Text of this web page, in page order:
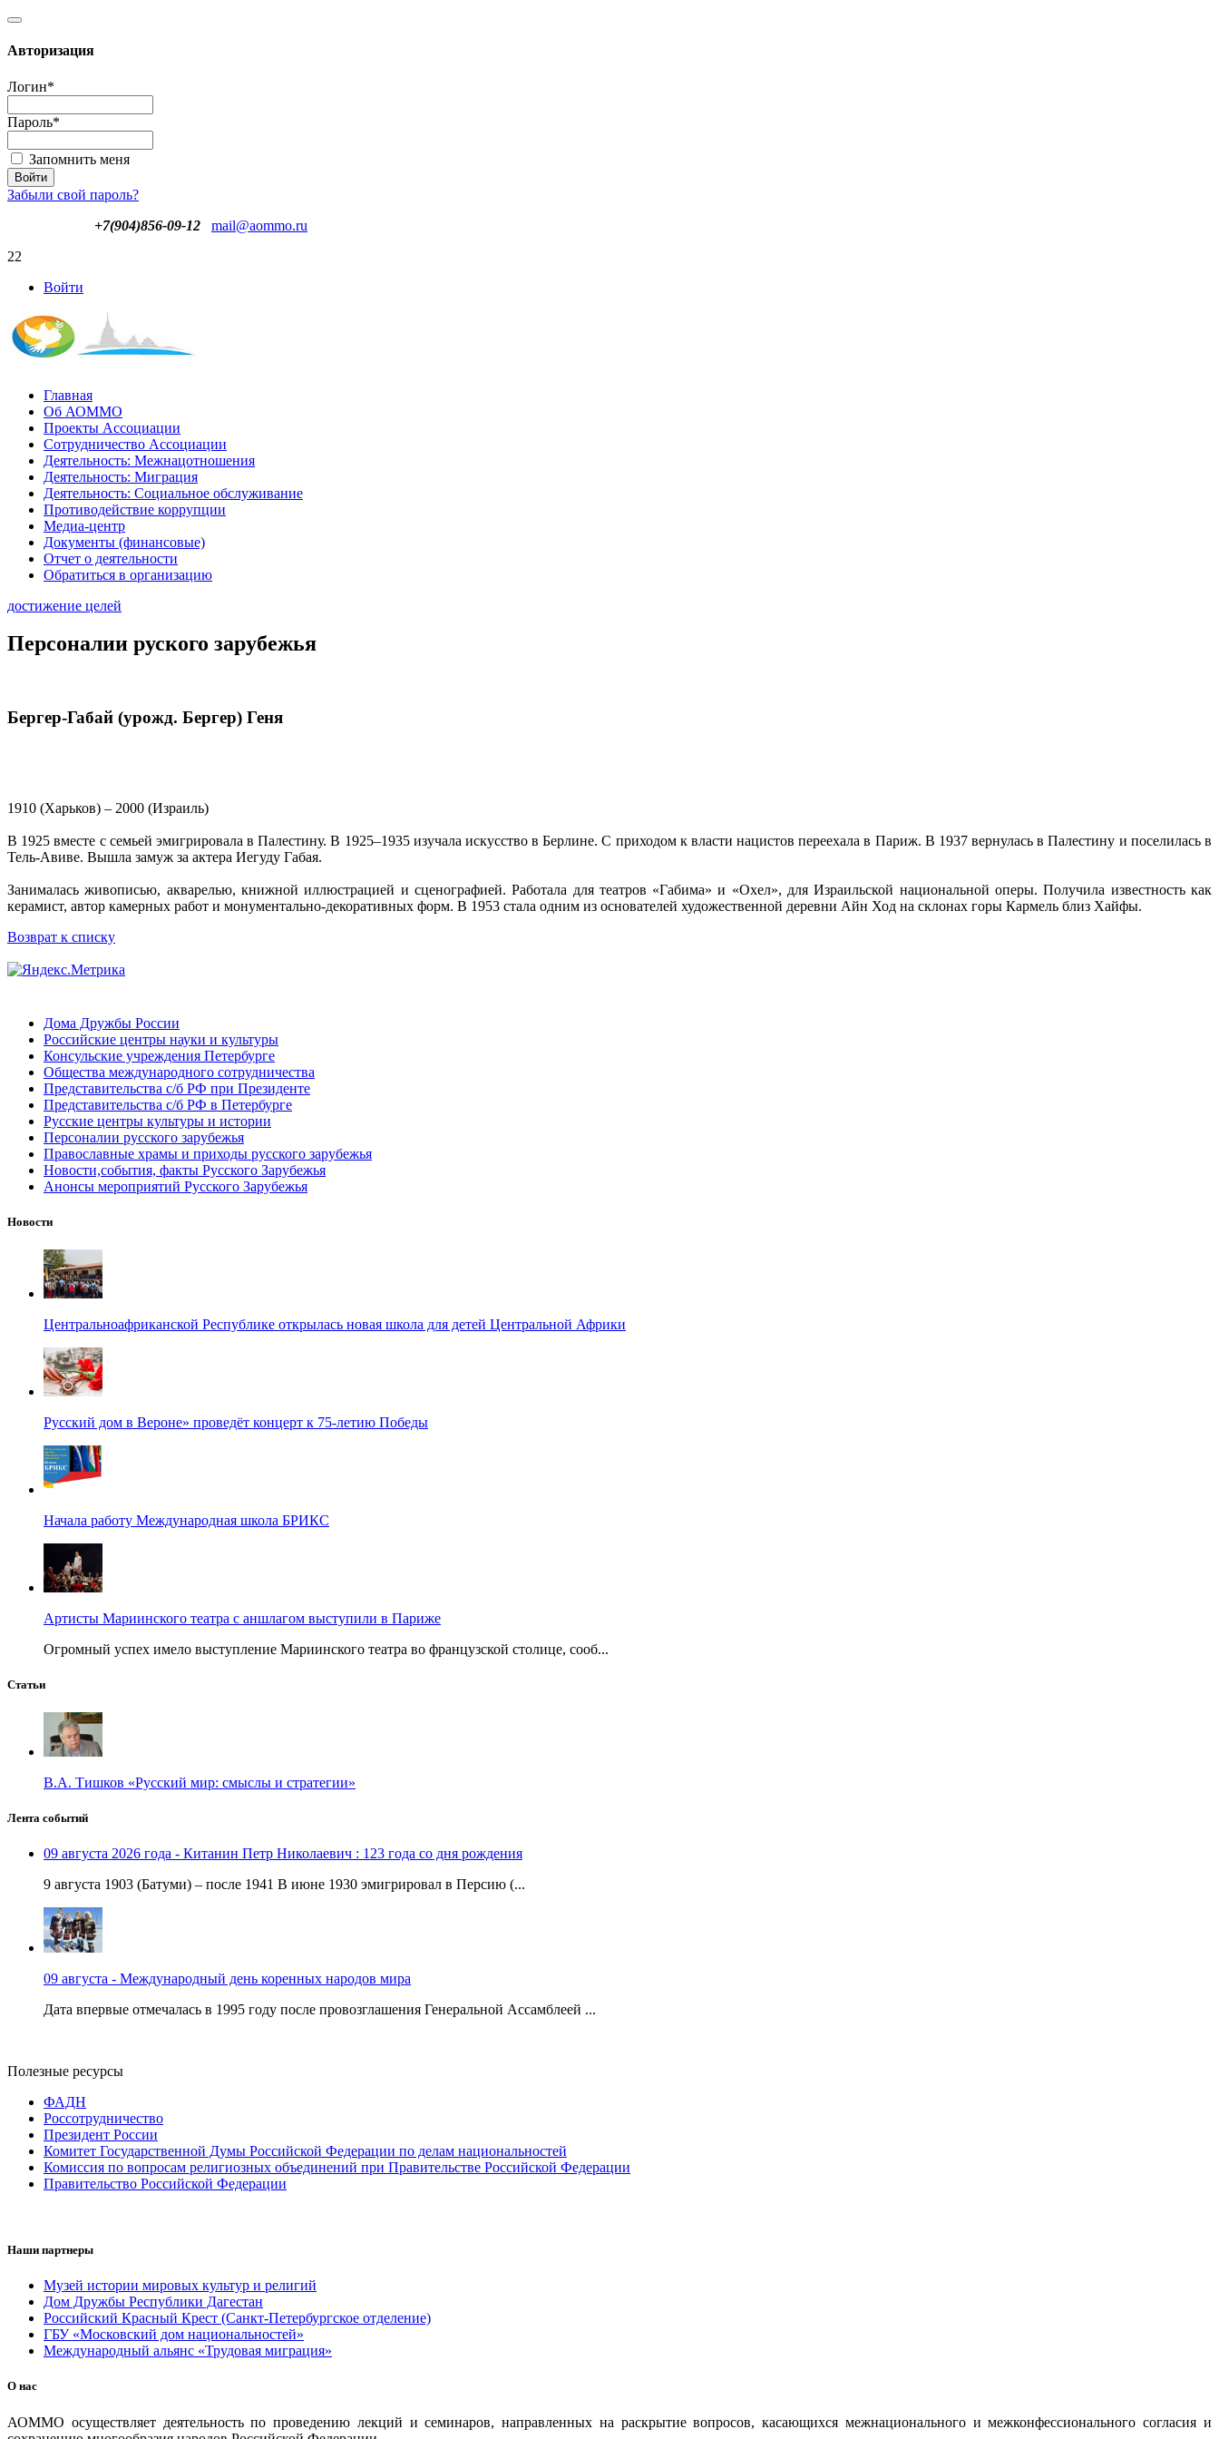
Авторизация
Логин*
Пароль*
Запомнить меня
Забыли свой пароль?
+7(904)856-09-12
mail@aommo.ru
22
Войти
Главная
Об АОММО
Проекты Ассоциации
Сотрудничество Ассоциации
Деятельность: Межнацотношения
Деятельность: Миграция
Деятельность: Социальное обслуживание
Противодействие коррупции
Медиа-центр
Документы (финансовые)
Отчет о деятельности
Обратиться в организацию
достижение целей
Персоналии руского зарубежья
Бергер-Габай (урожд. Бергер) Геня
1910 (Харьков) – 2000 (Израиль)
В 1925 вместе с семьей эмигрировала в Палестину. В 1925–1935 изучала искусство в Берлине. С приходом к власти нацистов переехала в Париж. В 1937 вернулась в Палестину и поселилась в
Тель-Авиве. Вышла замуж за актера Иегуду Габая.
Занималась живописью, акварелью, книжной иллюстрацией и сценографией. Работала для театров «Габима» и «Охел», для Израильской национальной оперы. Получила известность как
керамист, автор камерных работ и монументально-декоративных форм. В 1953 стала одним из основателей художественной деревни Айн Ход на склонах горы Кармель близ Хайфы.
Возврат к списку
Дома Дружбы России
Российские центры науки и культуры
Консульские учреждения Петербурге
Общества международного сотрудничества
Представительства с/б РФ при Президенте
Представительства с/б РФ в Петербурге
Русские центры культуры и истории
Персоналии русского зарубежья
Православные храмы и приходы русского зарубежья
Новости,события, факты Русского Зарубежья
Анонсы мероприятий Русского Зарубежья
Новости
Центральноафриканской Республике открылась новая школа для детей Центральной Африки
Русский дом в Вероне» проведёт концерт к 75-летию Победы
Начала работу Международная школа БРИКС
Артисты Мариинского театра с аншлагом выступили в Париже
Огромный успех имело выступление Мариинского театра во французской столице, сооб...
Статьи
В.А. Тишков «Русский мир: смыслы и стратегии»
Лента событий
09 августа 2026 года - Китанин Петр Николаевич : 123 года со дня рождения
9 августа 1903 (Батуми) – после 1941 В июне 1930 эмигрировал в Персию (...
09 августа - Международный день коренных народов мира
Дата впервые отмечалась в 1995 году после провозглашения Генеральной Ассамблеей ...
Полезные ресурсы
ФАДН
Россотрудничество
Президент России
Комитет Государственной Думы Российской Федерации по делам национальностей
Комиссия по вопросам религиозных объединений при Правительстве Российской Федерации
Правительство Российской Федерации
Наши партнеры
Музей истории мировых культур и религий
Дом Дружбы Республики Дагестан
Российский Красный Крест (Санкт-Петербургское отделение)
ГБУ «Московский дом национальностей»
Международный альянс «Трудовая миграция»
О нас
АОММО осуществляет деятельность по проведению лекций и семинаров, направленных на раскрытие вопросов, касающихся межнационального и межконфессионального согласия и